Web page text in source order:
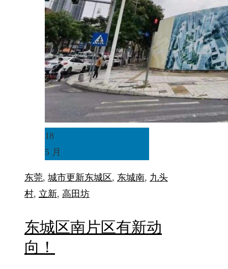
18
5 月
东莞, 城市更新东城区 , 东城南, 九头
村, 立新, 高田坊
东城区南片区有新动
向！